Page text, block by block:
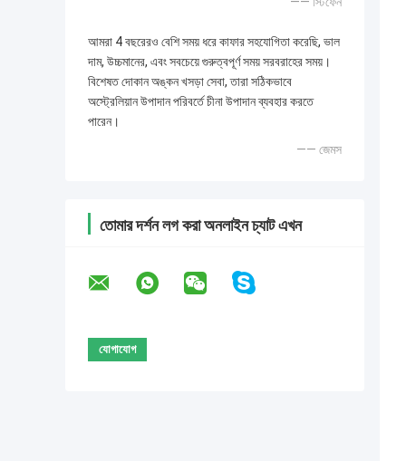
আমরা 4 বছরেরও বেশি সময় ধরে কাফার সহযোগিতা করেছি, ভাল
দাম, উচ্চমানের, এবং সবচেয়ে গুরুত্বপূর্ণ সময় সরবরাহের সময়।
বিশেষত দোকান অঙ্কন খসড়া সেবা, তারা সঠিকভাবে
অস্ট্রেলিয়ান উপাদান পরিবর্তে চীনা উপাদান ব্যবহার করতে
পারেন।
—— জেমস
তোমার দর্শন লগ করা অনলাইন চ্যাট এখন